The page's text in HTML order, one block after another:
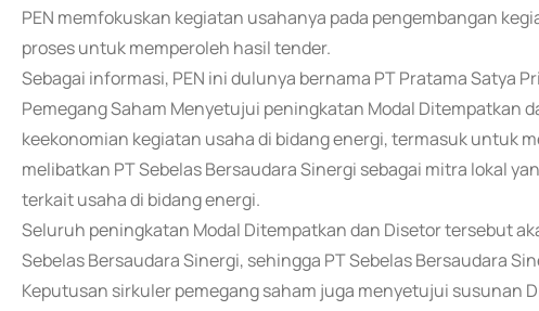
PEN memfokuskan kegiatan usahanya pada pengembangan
proses untuk memperoleh hasil tender.
Sebagai informasi, PEN ini dulunya bernama PT Pratama Satya
Pemegang Saham Menyetujui peningkatan Modal Ditempatkan
keekonomian kegiatan usaha di bidang energi, termasuk untuk
melibatkan PT Sebelas Bersaudara Sinergi sebagai mitra lokal
terkait usaha di bidang energi.
Seluruh peningkatan Modal Ditempatkan dan Disetor tersebut
Sebelas Bersaudara Sinergi, sehingga PT Sebelas Bersaudara
Keputusan sirkuler pemegang saham juga menyetujui susunan